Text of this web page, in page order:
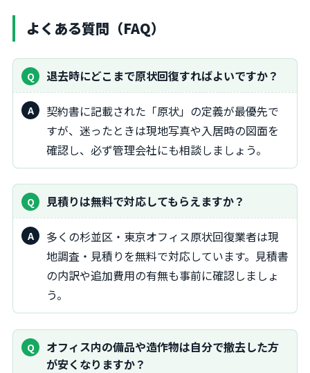
よくある質問（FAQ）
退去時にどこまで原状回復すればよいですか？
契約書に記載された「原状」の定義が最優先で
すが、迷ったときは現地写真や入居時の図面を
確認し、必ず管理会社にも相談しましょう。
見積りは無料で対応してもらえますか？
多くの杉並区・東京オフィス原状回復業者は現
地調査・見積りを無料で対応しています。見積書
の内訳や追加費用の有無も事前に確認しましょ
う。
オフィス内の備品や造作物は自分で撤去した方
が安くなりますか？